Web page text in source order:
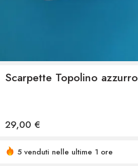
Scarpette Topolino azzurro
29,00 €
5 venduti nelle ultime 1 ore